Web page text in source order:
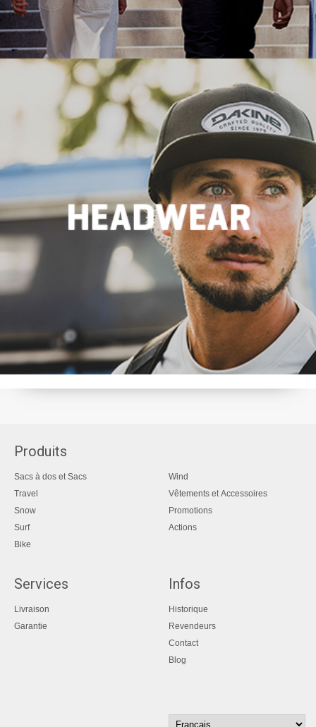
Produits
Sacs à dos et Sacs
Travel
Snow
Surf
Bike
Wind
Vêtements et Accessoires
Promotions
Actions
Services
Livraison
Garantie
Infos
Historique
Revendeurs
Contact
Blog